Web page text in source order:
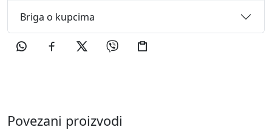
Briga o kupcima
Povezani proizvodi